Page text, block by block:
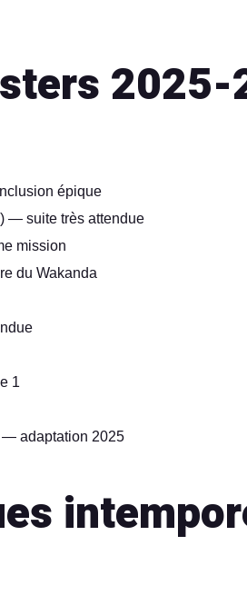
épique
— suite très attendue
mission
du Wakanda
1
— adaptation 2025